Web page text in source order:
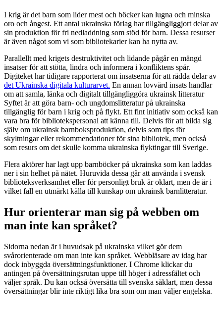
I krig är det barn som lider mest och böcker kan lugna och minska
oro och ångest. Ett antal ukrainska förlag har tillgängliggjort delar av
sin produktion för fri nedladdning som stöd för barn. Dessa resurser
är även något som vi som bibliotekarier kan ha nytta av.
Parallellt med krigets destruktivitet och lidande pågår en mängd
insatser för att stötta, lindra och informera i konfliktens spår.
Digiteket har tidigare rapporterat om insatserna för att rädda delar av
det Ukrainska digitala kulturarvet. En annan lovvärd insats handlar
om att samla, länka och digitalt tillgängliggöra ukrainsk litteratur
Syftet är att göra barn- och ungdomslitteratur på ukrainska
tillgänglig för barn i krig och på flykt. Ett fint initiativ som också kan
vara bra för bibliotekspersonal att känna till. Delvis för att bilda sig
själv om ukrainsk barnboksproduktion, delvis som tips för
skyltningar eller rekommendationer för sina bibliotek, men också
som resurs om det skulle komma ukrainska flyktingar till Sverige.
Flera aktörer har lagt upp barnböcker på ukrainska som kan laddas
ner i sin helhet på nätet. Huruvida dessa går att använda i svensk
biblioteksverksamhet eller för personligt bruk är oklart, men de är i
vilket fall en utmärkt källa till kunskap om ukrainsk barnlitteratur.
Hur orienterar man sig på webben om
man inte kan språket?
Sidorna nedan är i huvudsak på ukrainska vilket gör dem
svårorienterade om man inte kan språket. Webbläsare av idag har
dock inbyggda översättningsfunktioner. I Chrome klickar du
antingen på översättningsrutan uppe till höger i adressfältet och
väljer språk. Du kan också översätta till svenska såklart, men dessa
översättningar blir inte riktigt lika bra som om man väljer engelska.